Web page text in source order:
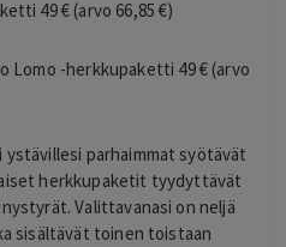
49 € (arvo 66,85 €)
Lomo -herkkupaketti 49 € (arvo
parhaimmat syötävät
herkkupaketit tyydyttävät
Valittavanasi on neljä
sisältävät toinen toistaan